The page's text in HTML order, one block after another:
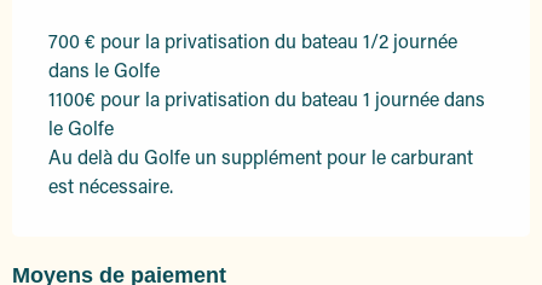
700 € pour la privatisation du bateau 1/2 journée
dans le Golfe
1100€ pour la privatisation du bateau 1 journée dans
le Golfe
Au delà du Golfe un supplément pour le carburant
est nécessaire.
Moyens de paiement